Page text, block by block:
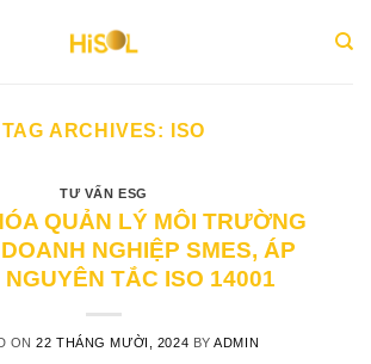
TAG ARCHIVES: ISO
TƯ VẤN ESG
QUẢN LÝ MÔI TRƯỜNG
NGHIỆP SMES, ÁP
NGUYÊN TẮC ISO 14001
ON22 THÁNG MƯỜI, 2024 BYADMIN